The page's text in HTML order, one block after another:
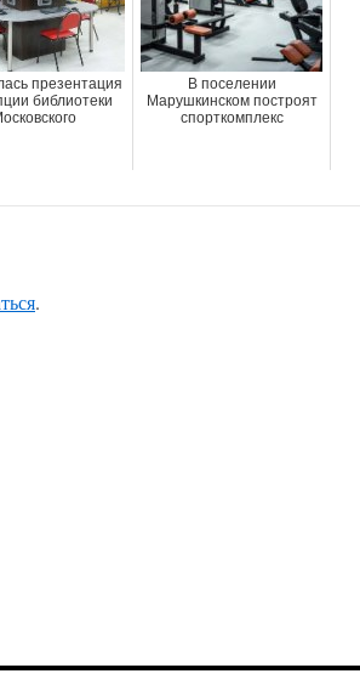
презентация
библиотеки
В поселении
Марушкинском построят
спорткомплекс
.